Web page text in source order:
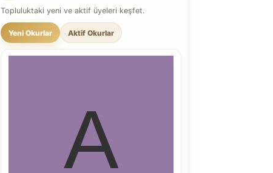
Topluluktaki yeni ve aktif üyeleri keşfet.
Yeni Okurlar Aktif Okurlar